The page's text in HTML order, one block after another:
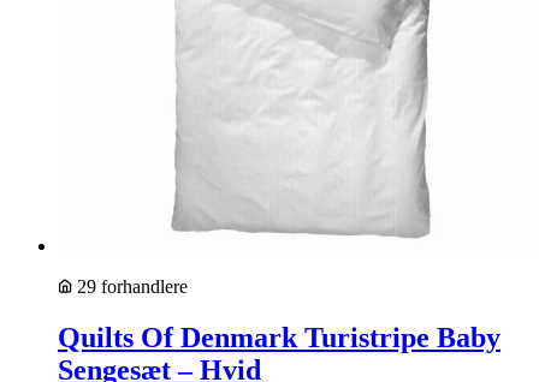
29 forhandlere
Quilts Of Denmark Turistripe Baby
Sengesæt – Hvid